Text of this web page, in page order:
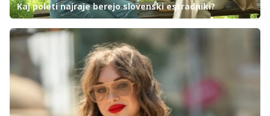
Kaj poleti najraje berejo slovenski estradniki?